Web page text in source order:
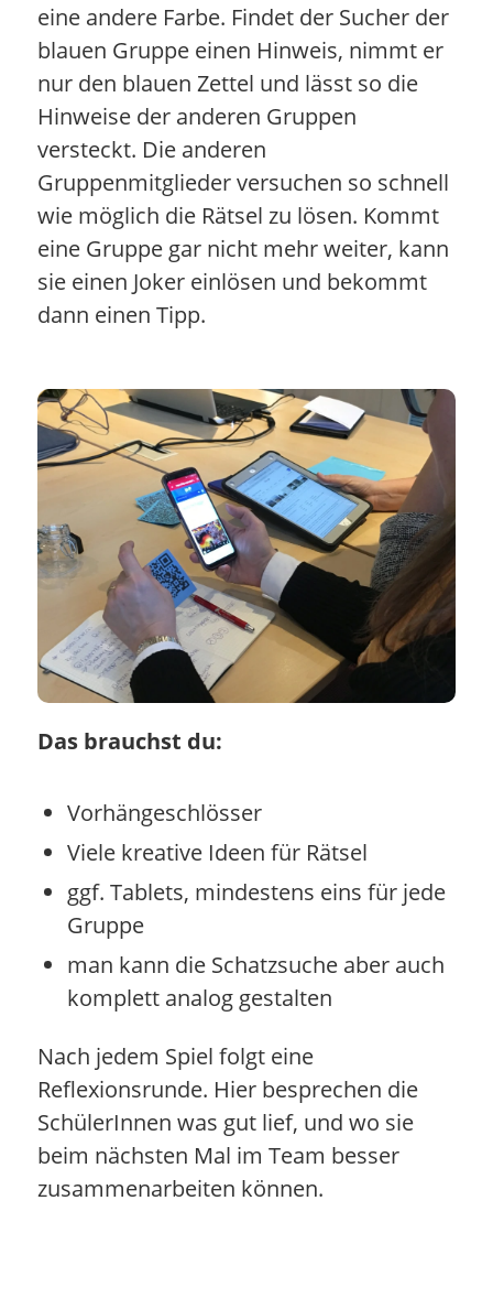
eine andere Farbe. Findet der Sucher der
blauen Gruppe einen Hinweis, nimmt er
nur den blauen Zettel und lässt so die
Hinweise der anderen Gruppen
versteckt. Die anderen
Gruppenmitglieder versuchen so schnell
wie möglich die Rätsel zu lösen. Kommt
eine Gruppe gar nicht mehr weiter, kann
sie einen Joker einlösen und bekommt
dann einen Tipp.
Das brauchst du:
Vorhängeschlösser
Viele kreative Ideen für Rätsel
ggf. Tablets, mindestens eins für jede
Gruppe
man kann die Schatzsuche aber auch
komplett analog gestalten
Nach jedem Spiel folgt eine
Reflexionsrunde. Hier besprechen die
SchülerInnen was gut lief, und wo sie
beim nächsten Mal im Team besser
zusammenarbeiten können.